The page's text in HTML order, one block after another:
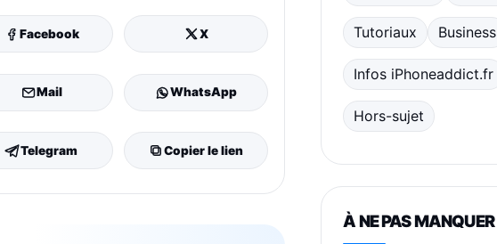
Facebook X
Mail WhatsApp
Telegram Copier le lien
Tutoriaux Business
Infos iPhoneaddict.fr
Hors-sujet
À NE PAS MANQUER